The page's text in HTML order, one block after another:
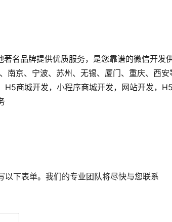
名品牌提供优质服务，是您靠谱的微信开发
南京、宁波、苏州、无锡、厦门、重庆、西安
商城开发，小程序商城开发，网站开发，
下表单。我们的专业团队将尽快与您联系